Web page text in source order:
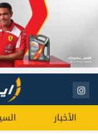
الأخبار